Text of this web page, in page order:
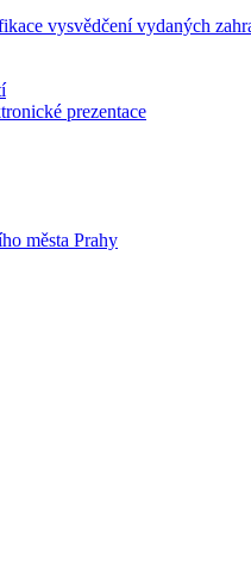
vysvědčení vydaných
prezentace
města Prahy